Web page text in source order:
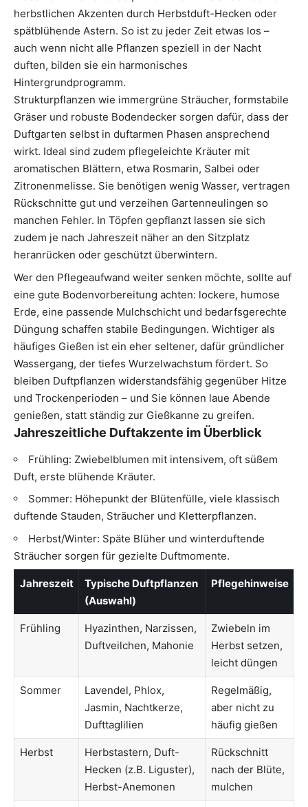
herbstlichen Akzenten durch Herbstduft-Hecken oder
spätblühende Astern. So ist zu jeder Zeit etwas los –
auch wenn nicht alle Pflanzen speziell in der Nacht
duften, bilden sie ein harmonisches
Hintergrundprogramm.
Strukturpflanzen wie immergrüne Sträucher, formstabile
Gräser und robuste Bodendecker sorgen dafür, dass der
Duftgarten selbst in duftarmen Phasen ansprechend
wirkt. Ideal sind zudem pflegeleichte Kräuter mit
aromatischen Blättern, etwa Rosmarin, Salbei oder
Zitronenmelisse. Sie benötigen wenig Wasser, vertragen
Rückschnitte gut und verzeihen Gartenneulingen so
manchen Fehler. In Töpfen gepflanzt lassen sie sich
zudem je nach Jahreszeit näher an den Sitzplatz
heranrücken oder geschützt überwintern.
Wer den Pflegeaufwand weiter senken möchte, sollte auf
eine gute Bodenvorbereitung achten: lockere, humose
Erde, eine passende Mulchschicht und bedarfsgerechte
Düngung schaffen stabile Bedingungen. Wichtiger als
häufiges Gießen ist ein eher seltener, dafür gründlicher
Wassergang, der tiefes Wurzelwachstum fördert. So
bleiben Duftpflanzen widerstandsfähig gegenüber Hitze
und Trockenperioden – und Sie können laue Abende
genießen, statt ständig zur Gießkanne zu greifen.
Jahreszeitliche Duftakzente im Überblick
Frühling: Zwiebelblumen mit intensivem, oft süßem
Duft, erste blühende Kräuter.
Sommer: Höhepunkt der Blütenfülle, viele klassisch
duftende Stauden, Sträucher und Kletterpflanzen.
Herbst/Winter: Späte Blüher und winterduftende
Sträucher sorgen für gezielte Duftmomente.
Jahreszeit
Typische Duftpflanzen
(Auswahl)
Pflegehinweise
Frühling
Hyazinthen, Narzissen,
Duftveilchen, Mahonie
Zwiebeln im
Herbst setzen,
leicht düngen
Sommer
Lavendel, Phlox,
Jasmin, Nachtkerze,
Dufttaglilien
Regelmäßig,
aber nicht zu
häufig gießen
Herbst
Herbstastern, Duft-
Hecken (z.B. Liguster),
Herbst-Anemonen
Rückschnitt
nach der Blüte,
mulchen